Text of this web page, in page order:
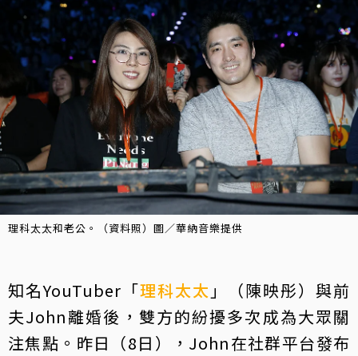
理科太太和老公。（資料照）圖／華納音樂提供
知名YouTuber「理科太太 」（陳映彤）與前
夫John離婚後，雙方的紛擾多次成為大眾關
注焦點。昨日（8日），John在社群平台發布